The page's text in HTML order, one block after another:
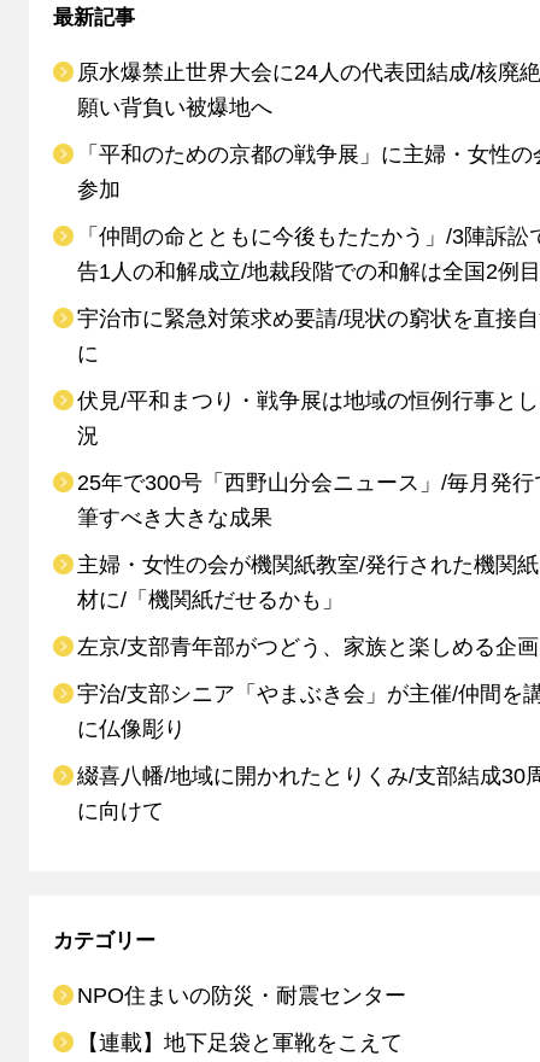
最新記事
原水爆禁止世界大会に24人の代表団結成/核廃
願い背負い被爆地へ
「平和のための京都の戦争展」に主婦・女性の
参加
「仲間の命とともに今後もたたかう」/3陣訴訟
告1人の和解成立/地裁段階での和解は全国2例目
宇治市に緊急対策求め要請/現状の窮状を直接
に
伏見/平和まつり・戦争展は地域の恒例行事と
況
25年で300号「西野山分会ニュース」/毎月発行
筆すべき大きな成果
主婦・女性の会が機関紙教室/発行された機関
材に/「機関紙だせるかも」
左京/支部青年部がつどう、家族と楽しめる企
宇治/支部シニア「やまぶき会」が主催/仲間を
に仏像彫り
綴喜八幡/地域に開かれたとりくみ/支部結成30
に向けて
カテゴリー
NPO住まいの防災・耐震センター
【連載】地下足袋と軍靴をこえて